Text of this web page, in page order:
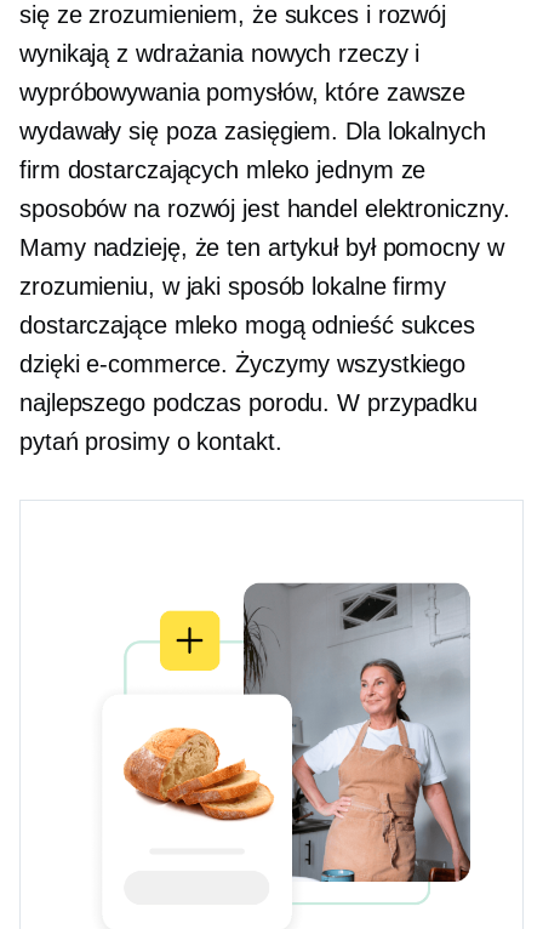
się ze zrozumieniem, że sukces i rozwój
wynikają z wdrażania nowych rzeczy i
wypróbowywania pomysłów, które zawsze
wydawały się poza zasięgiem. Dla lokalnych
firm dostarczających mleko jednym ze
sposobów na rozwój jest handel elektroniczny.
Mamy nadzieję, że ten artykuł był pomocny w
zrozumieniu, w jaki sposób lokalne firmy
dostarczające mleko mogą odnieść sukces
dzięki e-commerce. Życzymy wszystkiego
najlepszego podczas porodu. W przypadku
pytań prosimy o kontakt.